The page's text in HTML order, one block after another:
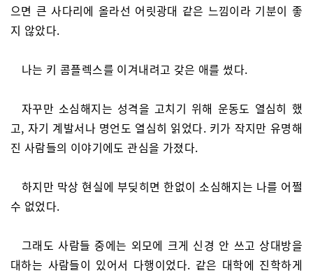
으면 큰 사다리에 올라선 어릿광대 같은 느낌이라 기분이 좋
지 않았다.
나는 키 콤플렉스를 이겨내려고 갖은 애를 썼다.
자꾸만 소심해지는 성격을 고치기 위해 운동도 열심히 했
고, 자기 계발서나 명언도 열심히 읽었다. 키가 작지만 유명해
진 사람들의 이야기에도 관심을 가졌다.
하지만 막상 현실에 부딪히면 한없이 소심해지는 나를 어쩔
수 없었다.
그래도 사람들 중에는 외모에 크게 신경 안 쓰고 상대방을
대하는 사람들이 있어서 다행이었다. 같은 대학에 진학하게